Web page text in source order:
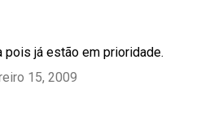
pois já estão em prioridade.
15, 2009